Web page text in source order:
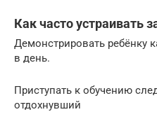
Как часто устраивать
Демонстрировать ребёнку
в день.
Приступать к обучению
отдохнувший